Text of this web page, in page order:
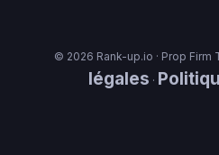
© 2026 Rank-up.io · Prop Firm
légales ·